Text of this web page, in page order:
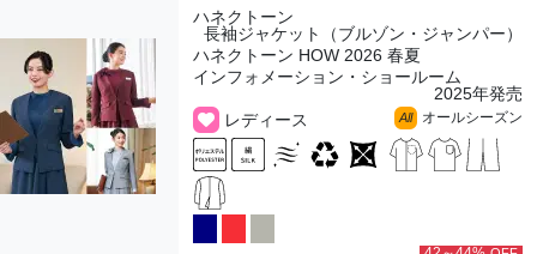
ハネクトーン
長袖ジャケット（ブルゾン・ジャンパー）
ハネクトーン HOW 2026 春夏
インフォメーション・ショールーム
2025年発売
レディース
All オールシーズン